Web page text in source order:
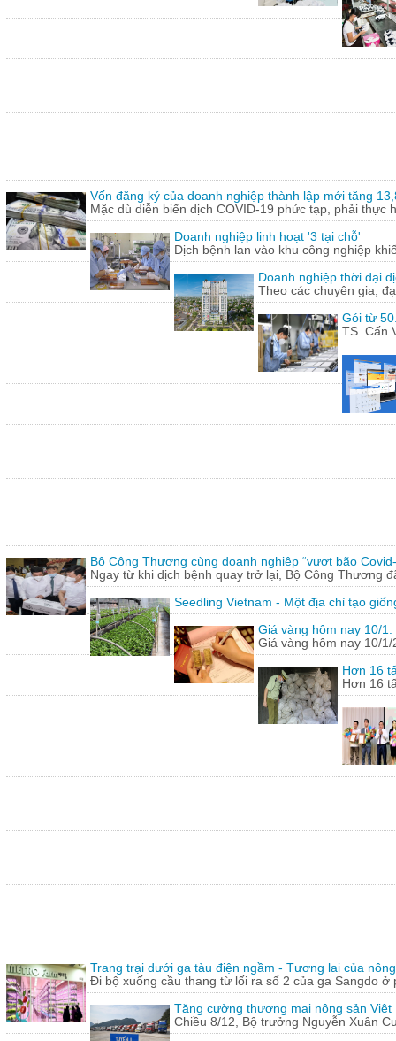
Vốn đăng ký của doanh nghiệp thành lập mới tăng
Mặc dù diễn biến dịch COVID-19 phức tạp, phải thực
Doanh nghiệp linh hoạt '3 tại chỗ'
Dịch bệnh lan vào khu công nghiệp
Doanh nghiệp thời đại
Theo các chuyên gia,
Gói từ
TS. Cấn
Bộ Công Thương cùng doanh nghiệp “vượt bão
Ngay từ khi dịch bệnh quay trở lại, Bộ Công Thương
Seedling Vietnam - Một địa chỉ tạo
Giá vàng hôm nay 10/
Giá vàng hôm nay 10/
Hơn 16
Hơn 16
Trang trại dưới ga tàu điện ngầm - Tương lai của
Đi bộ xuống cầu thang từ lối ra số 2 của ga Sangdo ở
Tăng cường thương mại nông sản Việt
Chiều 8/12, Bộ trưởng Nguyễn Xuân